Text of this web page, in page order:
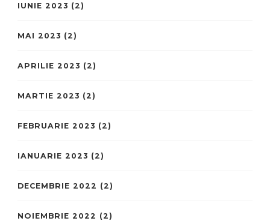
IUNIE 2023 (2)
MAI 2023 (2)
APRILIE 2023 (2)
MARTIE 2023 (2)
FEBRUARIE 2023 (2)
IANUARIE 2023 (2)
DECEMBRIE 2022 (2)
NOIEMBRIE 2022 (2)